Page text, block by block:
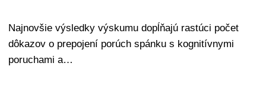
Najnovšie výsledky výskumu dopĺňajú rastúci počet
dôkazov o prepojení porúch spánku s kognitívnymi
poruchami a…